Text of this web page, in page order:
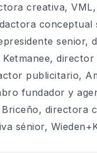
creativa, VML,
senior,
publicitario,
fundador y
directora
sénior,